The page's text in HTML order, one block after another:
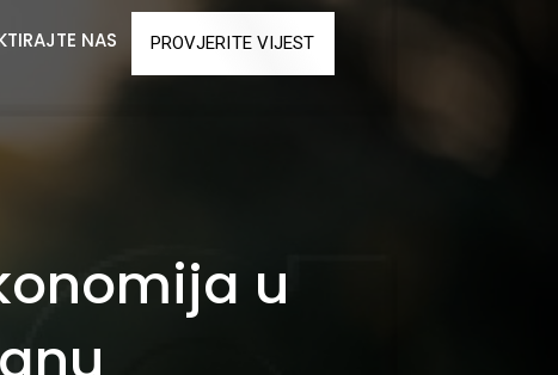
NAS PROVJERITE VIJEST
u